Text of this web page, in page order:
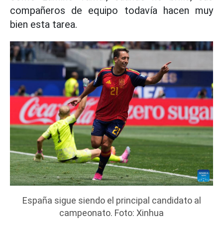
compañeros de equipo todavía hacen muy
bien esta tarea.
España sigue siendo el principal candidato al
campeonato. Foto: Xinhua